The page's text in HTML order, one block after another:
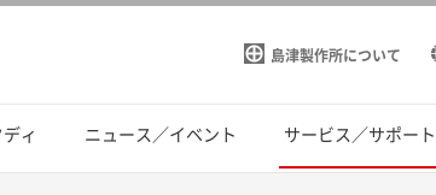
島津製作所について
ィ ニュース／イベント サービス／サポート